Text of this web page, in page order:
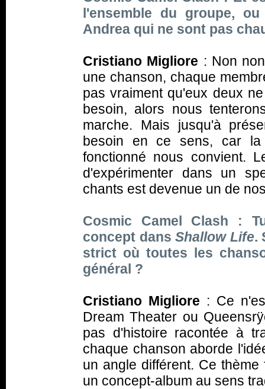
l'ensemble du groupe,
Andrea qui ne sont pas
Cristiano Migliore : Non
une chanson, chaque
pas vraiment qu'eux deux
besoin, alors nous
marche. Mais jusqu'à
besoin en ce sens, car la
fonctionné nous convient.
d'expérimenter dans un
chants est devenue un de
Cosmic Camel Clash :
concept dans Shallow Life.
strict où toutes les
général ?
Cristiano Migliore : Ce
Dream Theater ou
pas d'histoire racontée à
chaque chanson aborde
un angle différent. Ce
un concept-album au sens